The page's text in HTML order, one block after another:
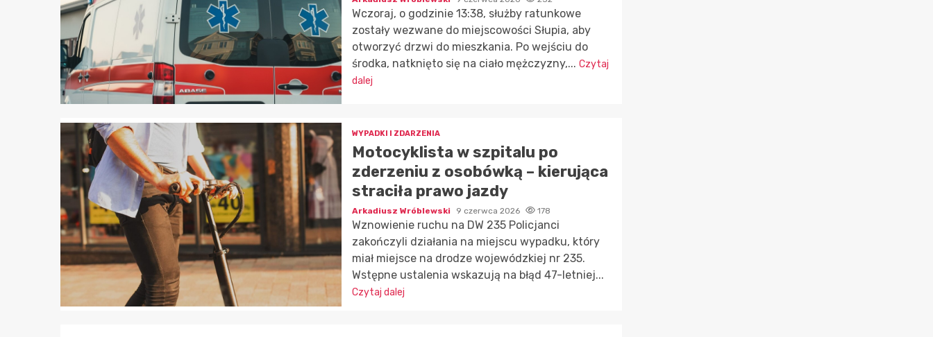
Wczoraj, o godzinie 13:38, służby ratunkowe
zostały wezwane do miejscowości Słupia, aby
otworzyć drzwi do mieszkania. Po wejściu do
środka, natknięto się na ciało mężczyzny,... Czytaj
dalej
WYPADKI I ZDARZENIA
Motocyklista w szpitalu po
zderzeniu z osobówką – kierująca
straciła prawo jazdy
Arkadiusz Wróblewski 9 czerwca 2026 178
Wznowienie ruchu na DW 235 Policjanci
zakończyli działania na miejscu wypadku, który
miał miejsce na drodze wojewódzkiej nr 235.
Wstępne ustalenia wskazują na błąd 47-letniej...
Czytaj dalej